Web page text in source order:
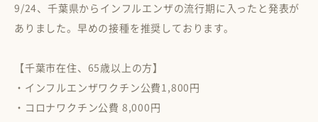
外来診療 オンライン診療
9/24、千葉県からインフルエンザの流行期に入ったと発表が
ありました。早めの接種を推奨しております。
【千葉市在住、65歳以上の方】
・インフルエンザワクチン公費1,800円
・コロナワクチン公費 8,000円